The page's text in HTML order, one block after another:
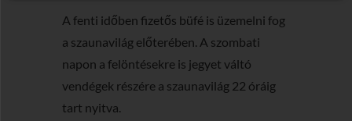
A fenti időben fizetős büfé is üzemelni fog
a szaunavilág előterében. A szombati
napon a felöntésekre is jegyet váltó
vendégek részére a szaunavilág 22 óráig
tart nyitva.